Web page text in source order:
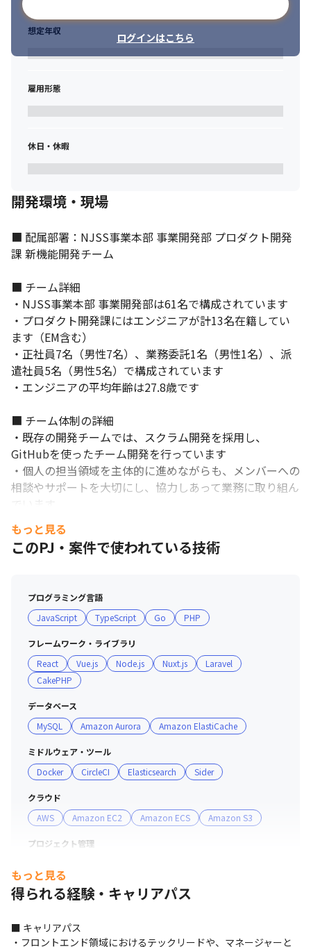
モダンな技術を使用し開発を進めます。
チームと共に考え問題解決に取り組みます。
・オンライン、オフライン共にコミュニケーションを大切にして
業務に取り組める方
・当事者意識を持って、納得して働くことのできる方
・ベンチャースピリットを持ち、新しいことへの挑戦を恐れず成
・経験のないことでも、まずはやってみる精神の方
ログインはこちら
想定年収
雇用形態
休日・休暇
開発環境・現場
■ 配属部署：NJSS事業本部 事業開発部 プロダクト開発
課 新機能開発チーム
■ チーム詳細
・NJSS事業本部 事業開発部は61名で構成されています
・プロダクト開発課にはエンジニアが計13名在籍してい
ます（EM含む）
・正社員7名（男性7名）、業務委託1名（男性1名）、派
遣社員5名（男性5名）で構成されています
・エンジニアの平均年齢は27.8歳です
■ チーム体制の詳細
・既存の開発チームでは、スクラム開発を採用し、
GitHubを使ったチーム開発を行っています
・個人の担当領域を主体的に進めながらも、メンバーへの
相談やサポートを大切にし、協力しあって業務に取り組ん
でいます
■ 開発環境
・イテレーション開始時にプランニングミーティングを行
・開発に必要な全ての資料やデータ（個人情報を除く）
は、実装を担当するメンバーなら誰でも、上長その他の許
可の必要なく自由に閲覧できる状態にしています
・チャットツールや専用の情報共有ツールを使って、ノウ
ハウや議事録、作業報告の情報共有を行っています
・毎朝オンラインMTGで進捗と困っていることの相談を
行うことで、メンバーが何をしているのか確認し合いなが
ら日々の業務に取り組んでいます
もっと見る
このPJ・案件で使われている技術
プログラミング言語
JavaScript
TypeScript Go PHP
フレームワーク・ライブラリ
React
Vue.js Node.js Nuxt.js
Laravel
CakePHP
データベース
MySQL
Amazon Aurora Amazon ElastiCache
ミドルウェア・ツール
Docker
CircleCI Elasticsearch Sider
クラウド
AWS
Amazon EC2 Amazon ECS Amazon S3
プロジェクト管理
マーケ・データ分析ツール
もっと見る
得られる経験・キャリアパス
■ キャリアパス
・フロントエンド領域におけるテックリードや、マネージャーと